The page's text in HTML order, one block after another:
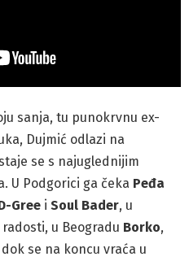
sanja, tu punokrvnu ex-
Dujmić odlazi na
se s najuglednijim
U Podgorici ga čeka Peđa
Gree i Soul Bader, u
radosti, u Beogradu Borko,
dok se na koncu vraća u